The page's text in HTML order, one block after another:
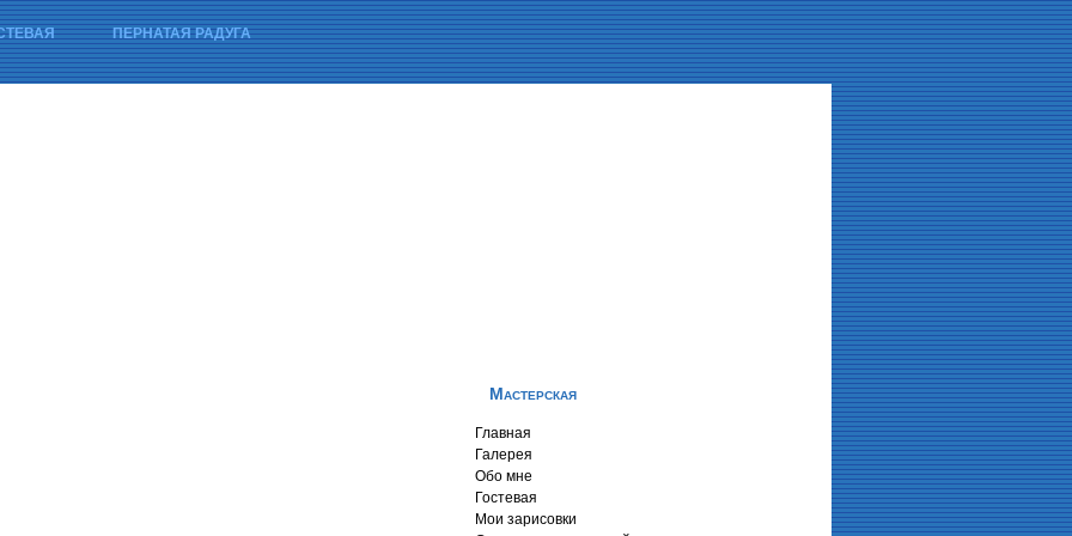
ПЕРНАТАЯ РАДУГА
Мастерская
Главная
Галерея
Обо мне
Гостевая
Мои зарисовки